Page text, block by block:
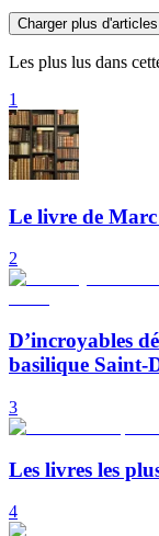
Charger plus d'articles
Les plus lus dans
1
Le livre de
2
D’incroyables
basilique Saint-
3
Les livres les
4